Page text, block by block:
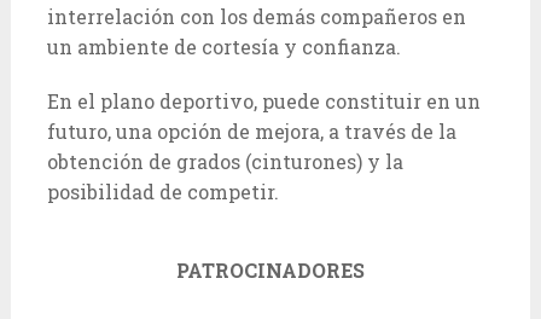
interrelación con los demás compañeros en
un ambiente de cortesía y confianza.
En el plano deportivo, puede constituir en un
futuro, una opción de mejora, a través de la
obtención de grados (cinturones) y la
posibilidad de competir.
PATROCINADORES